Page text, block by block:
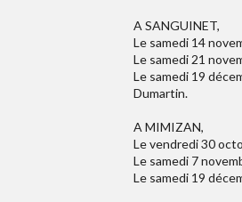
A SANGUINET,
Le samedi 14
Le samedi 21
Le samedi 19
Dumartin.
A MIMIZAN,
Le vendredi 30
Le samedi 7
Le samedi 19